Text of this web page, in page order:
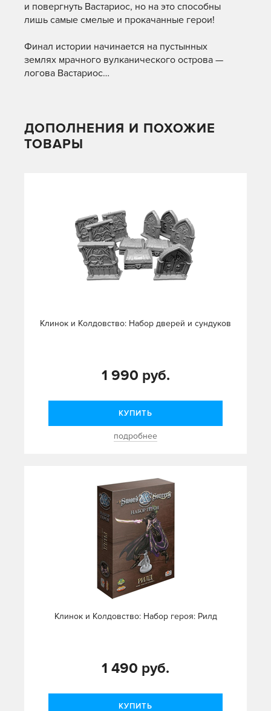
и повергнуть Вастариос, но на это способны
лишь самые смелые и прокачанные герои!
Финал истории начинается на пустынных
землях мрачного вулканического острова —
логова Вастариос…
ДОПОЛНЕНИЯ И ПОХОЖИЕ
ТОВАРЫ
Клинок и Колдовство: Набор дверей и сундуков
1 990 руб.
КУПИТЬ
подробнее
Клинок и Колдовство: Набор героя: Рилд
1 490 руб.
КУПИТЬ